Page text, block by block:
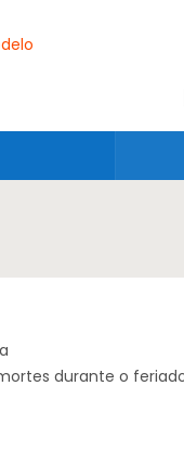
durante o